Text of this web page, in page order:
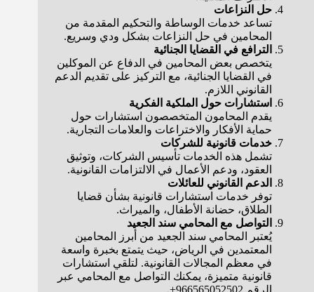
حل النزاعات
تساعد خدمات الوساطة والتحكيم المقدمة من
المحامين في حل النزاعات بشكل ودي وسريع.
الترافع في القضايا الجنائية
يتخصص بعض المحامين في الدفاع عن الموكلين
في القضايا الجنائية، مع التركيز على تقديم الدعم
القانوني اللازم.
استشارات حول الملكية الفكرية
يقدم المحامون المتخصصون استشارات حول
حماية الأفكار والاختراعات والعلامات التجارية.
خدمات قانونية للشركات
تشمل هذه الخدمات تأسيس الشركات، وتوثيق
العقود، ودعم الأعمال في الالتزامات القانونية.
الدعم القانوني للعائلات
توفر خدمات استشارات قانونية بشأن قضايا
الطلاق، حضانة الأطفال، والميراث.
التواصل مع المحامي سند الجعيد
يُعتبر المحامي سند الجعيد من أبرز المحامين
المعتمدين في الرياض، حيث يتمتع بخبرة واسعة
في معظم المجالات القانونية. لتلقي استشارات
قانونية متميزة، يمكنك التواصل مع المحامي عبر